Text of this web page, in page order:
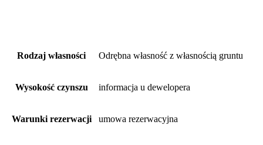
Rodzaj własności Odrębna własność z własnością gruntu
Wysokość czynszu informacja u dewelopera
Warunki rezerwacji umowa rezerwacyjna